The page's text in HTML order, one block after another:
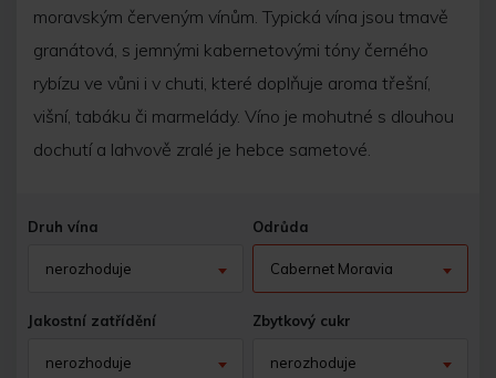
moravským červeným vínům. Typická vína jsou tmavě
granátová, s jemnými kabernetovými tóny černého
rybízu ve vůni i v chuti, které doplňuje aroma třešní,
višní, tabáku či marmelády. Víno je mohutné s dlouhou
dochutí a lahvově zralé je hebce sametové.
Druh vína
nerozhoduje
Odrůda
Cabernet Moravia
Jakostní zatřídění
nerozhoduje
Zbytkový cukr
nerozhoduje